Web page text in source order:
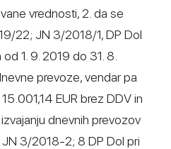
vrednosti, 2. da se
22; JN 3/2018/1, DP Dol
1. 9. 2019 do 31. 8.
prevoze, vendar pa
EUR brez DDV in
dnevnih prevozov
3/2018-2; 8 DP Dol pri